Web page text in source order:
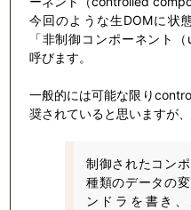
今回のような生DOMに状
「非制御コンポーネント
呼びます。
一般的には可能な限り
奨されていると思いますが、
制御されたコン
種類のデータの
ンドラを書き